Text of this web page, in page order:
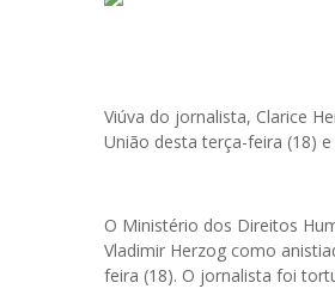
Viúva do jornalista, Clarice
União desta terça-feira (18)
O Ministério dos Direitos
Vladimir Herzog como
feira (18). O jornalista foi